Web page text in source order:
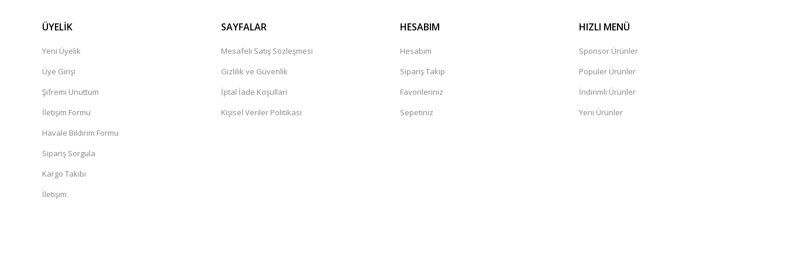
ÜYELİK
Yeni Üyelik
Üye Girişi
Şifremi Unuttum
İletişim Formu
Havale Bildirim Formu
Sipariş Sorgula
Kargo Takibi
İletişim
SAYFALAR
Mesafeli Satış Sözleşmesi
Gizlilik ve Güvenlik
İptal İade Koşullari
Kişisel Veriler Politikası
HESABIM
Hesabım
Sipariş Takip
Favorileriniz
Sepetiniz
HIZLI MENÜ
Sponsor Ürünler
Popüler Ürünler
İndirimli Ürünler
Yeni Ürünler